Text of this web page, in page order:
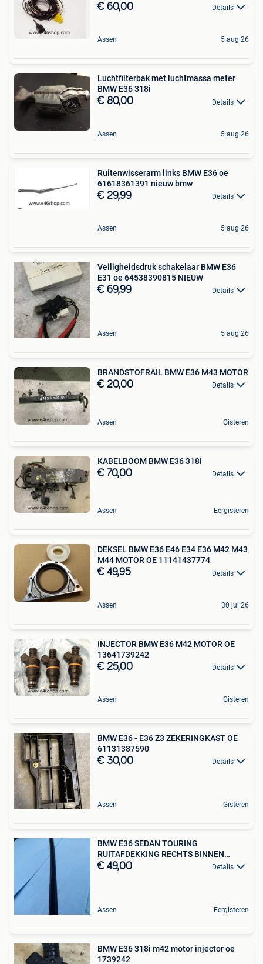
€ 60,00 Details
Assen 5 aug 26
Luchtfilterbak met luchtmassa meter
BMW E36 318i
€ 80,00 Details
Assen 5 aug 26
Ruitenwisserarm links BMW E36 oe
61618361391 nieuw bmw
€ 29,99 Details
Assen 5 aug 26
Veiligheidsdruk schakelaar BMW E36
E31 oe 64538390815 NIEUW
€ 69,99 Details
Assen 5 aug 26
BRANDSTOFRAIL BMW E36 M43 MOTOR
€ 20,00 Details
Assen Gisteren
KABELBOOM BMW E36 318I
€ 70,00 Details
Assen Eergisteren
DEKSEL BMW E36 E46 E34 E36 M42 M43
M44 MOTOR OE 11141437774
€ 49,95 Details
Assen 30 jul 26
INJECTOR BMW E36 M42 MOTOR OE
13641739242
€ 25,00 Details
Assen Gisteren
BMW E36 - E36 Z3 ZEKERINGKAST OE
61131387590
€ 30,00 Details
Assen Gisteren
BMW E36 SEDAN TOURING
RUITAFDEKKING RECHTS BINNEN
5121196082
€ 49,00 Details
Assen Eergisteren
BMW E36 318i m42 motor injector oe
1739242